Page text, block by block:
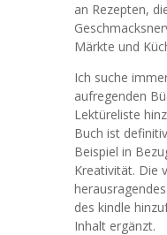
an Rezepten,
Märkte und
Ich suche
aufregenden
Lektüreliste
Buch ist
Beispiel in
Kreativität. Die
des kindle
Inhalt ergänzt.